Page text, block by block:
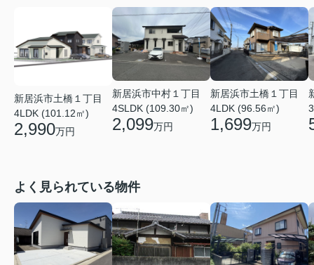
新居浜市土橋１丁目
4LDK (101.12㎡)
2,990万円
新居浜市中村１丁目
4SLDK (109.30㎡)
2,099万円
新居浜市土橋１丁目
4LDK (96.56㎡)
1,699万円
よく見られている物件